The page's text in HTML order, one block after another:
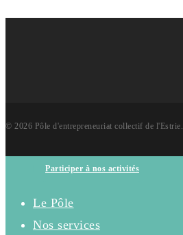
© 2026 Pôle d'entrepreneuriat collectif de l'Estrie.
Close
Participer à nos activités
Le Pôle
Nos services